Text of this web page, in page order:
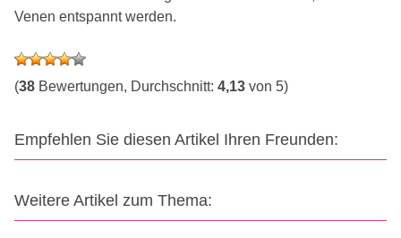
Venen entspannt werden.
(38 Bewertungen, Durchschnitt: 4,13 von 5)
Empfehlen Sie diesen Artikel Ihren Freunden:
Weitere Artikel zum Thema: